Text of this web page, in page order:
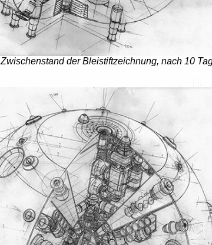
Zwischenstand der Bleistiftzeichnung, nach 10